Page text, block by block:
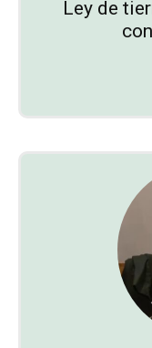
Ley de